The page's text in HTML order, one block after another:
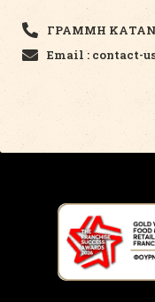
ΓΡΑΜΜΗ
Email : contact-